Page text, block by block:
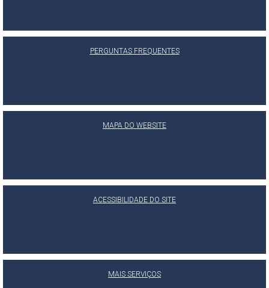
PERGUNTAS FREQUENTES
MAPA DO WEBSITE
ACESSIBILIDADE DO SITE
MAIS SERVIÇOS